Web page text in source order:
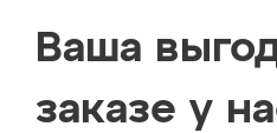
Ваша
заказе у